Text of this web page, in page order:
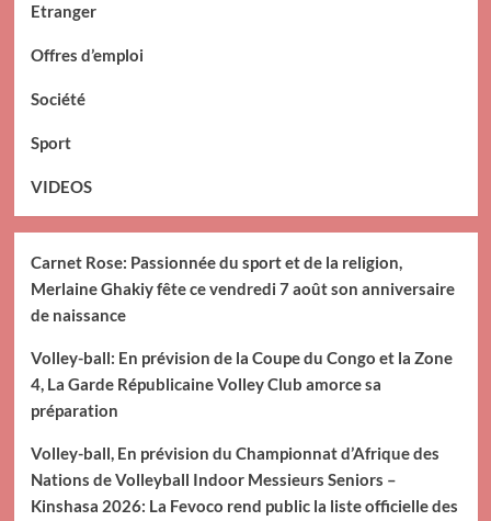
Etranger
Offres d’emploi
Société
Sport
VIDEOS
Carnet Rose: Passionnée du sport et de la religion,
Merlaine Ghakiy fête ce vendredi 7 août son anniversaire
de naissance
Volley-ball: En prévision de la Coupe du Congo et la Zone
4, La Garde Républicaine Volley Club amorce sa
préparation
Volley-ball, En prévision du Championnat d’Afrique des
Nations de Volleyball Indoor Messieurs Seniors –
Kinshasa 2026: La Fevoco rend public la liste officielle des